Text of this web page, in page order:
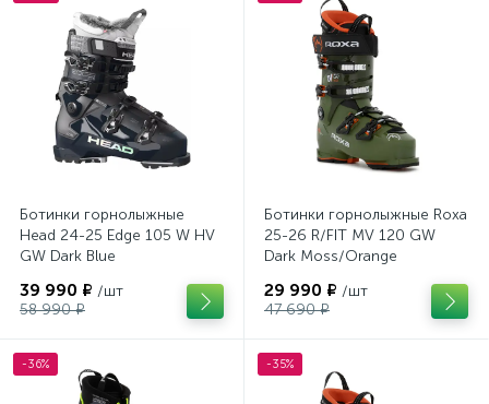
Ботинки горнолыжные
Head 24-25 Edge 105 W HV
GW Dark Blue
39 990 ₽ /шт
58 990 ₽
Ботинки горнолыжные Roxa
25-26 R/FIT MV 120 GW
Dark Moss/Orange
29 990 ₽ /шт
47 690 ₽
-36% -35%